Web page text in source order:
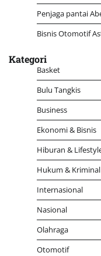
Penjaga pantai
Bisnis Otomotif
Kategori
Basket
Bulu Tangkis
Business
Ekonomi & Bisnis
Hiburan &
Hukum & Kriminal
Internasional
Nasional
Olahraga
Otomotif